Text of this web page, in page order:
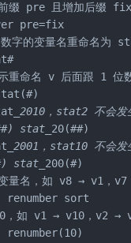
前缀 pre 且增加后缀 fix
字的变量名重命名为
重命名 v 后面跟 1 位
_2010，stat2 不会发
stat_
_2001，stat10 不会发
stat_
变量名，如 v8 → v1，
，如 v1 → v10，v2 →